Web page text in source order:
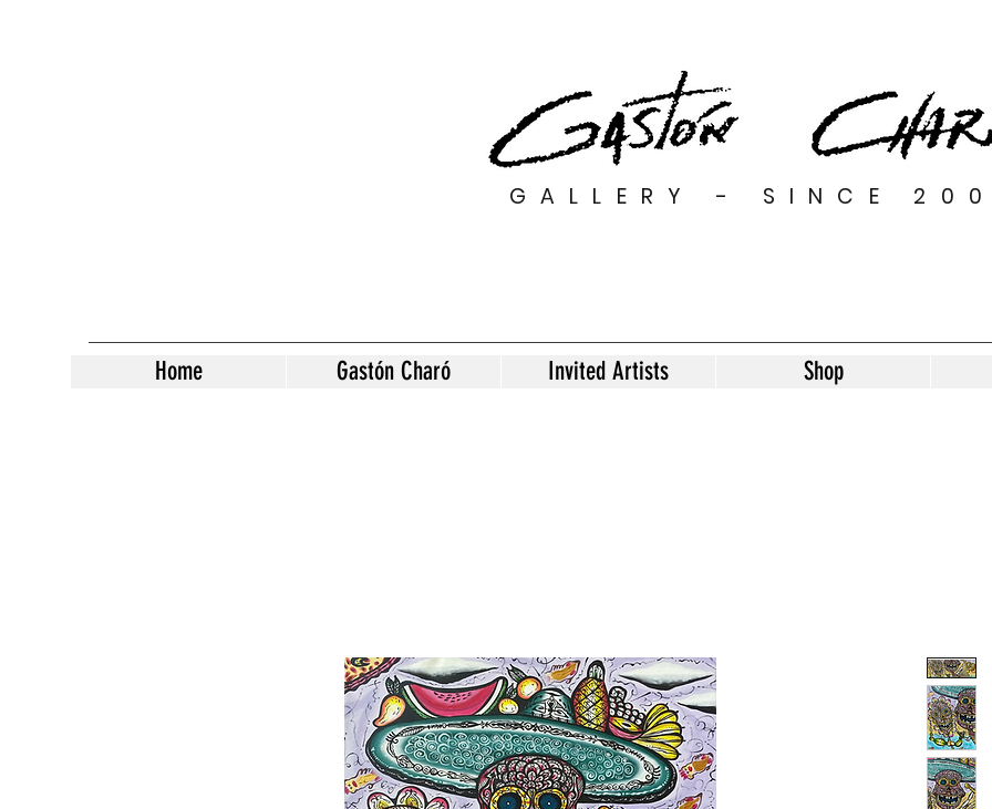
GALLERY - SINCE 200
Home Gastón Charó Invited Artists Shop